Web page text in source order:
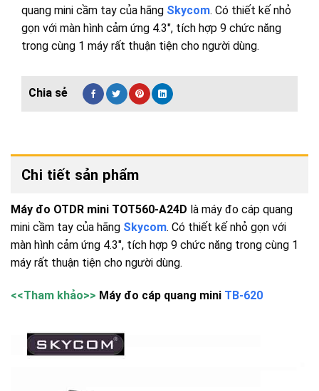
quang mini cầm tay của hãng Skycom. Có thiết kế nhỏ
gọn với màn hình cảm ứng 4.3″, tích hợp 9 chức năng
trong cùng 1 máy rất thuận tiện cho người dùng.
Chi tiết sản phẩm
Máy đo OTDR mini TOT560-A24D là máy đo cáp quang
mini cầm tay của hãng Skycom. Có thiết kế nhỏ gọn với
màn hình cảm ứng 4.3″, tích hợp 9 chức năng trong cùng 1
máy rất thuận tiện cho người dùng.
<<Tham khảo>> Máy đo cáp quang mini TB-620